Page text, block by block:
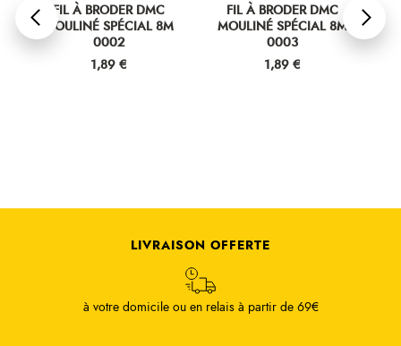
FIL À BRODER DMC
MOULINÉ SPÉCIAL 8M
0002
Prix
1,89 €
FIL À BRODER DMC
MOULINÉ SPÉCIAL 8M
0003
Prix
1,89 €
LIVRAISON OFFERTE
à votre domicile ou en relais à partir de 69€